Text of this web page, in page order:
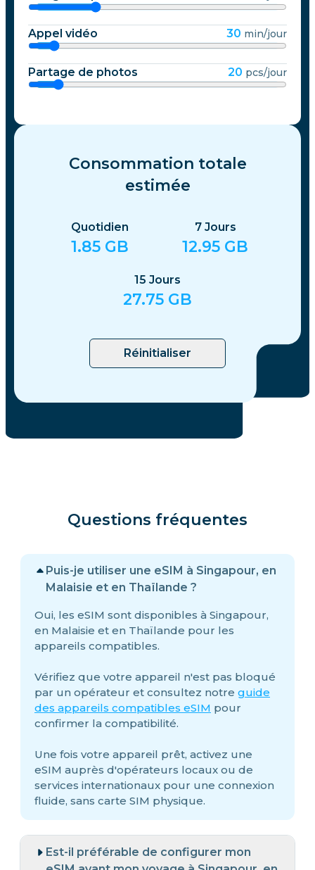
Appel vidéo 30 min/jour
Partage de photos 20 pcs/jour
Consommation totale
estimée
Quotidien
1.85 GB
7 Jours
12.95 GB
15 Jours
27.75 GB
Réinitialiser
Questions fréquentes
Puis-je utiliser une eSIM à Singapour, en
Malaisie et en Thaïlande ?
Oui, les eSIM sont disponibles à Singapour,
en Malaisie et en Thaïlande pour les
appareils compatibles.
Vérifiez que votre appareil n'est pas bloqué
par un opérateur et consultez notre guide
des appareils compatibles eSIM pour
confirmer la compatibilité.
Une fois votre appareil prêt, activez une
eSIM auprès d'opérateurs locaux ou de
services internationaux pour une connexion
fluide, sans carte SIM physique.
Est-il préférable de configurer mon